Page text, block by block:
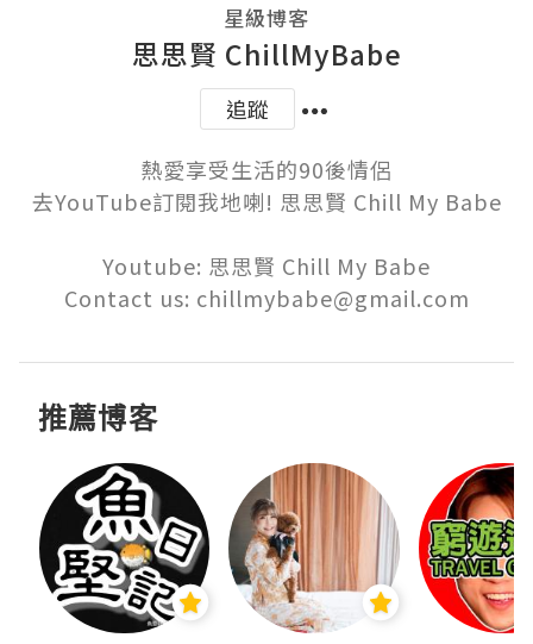
星級博客
思思賢 ChillMyBabe
追蹤
熱愛享受生活的90後情侶
去YouTube訂閱我地喇! 思思賢 Chill My Babe
Youtube: 思思賢 Chill My Babe
Contact us: chillmybabe@gmail.com
推薦博客